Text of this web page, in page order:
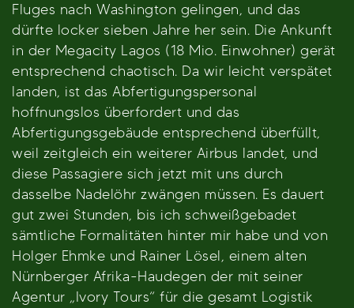
Fluges nach Washington gelingen, und das
dürfte locker sieben Jahre her sein. Die Ankunft
in der Megacity Lagos (18 Mio. Einwohner) gerät
entsprechend chaotisch. Da wir leicht verspätet
landen, ist das Abfertigungspersonal
hoffnungslos überfordert und das
Abfertigungsgebäude entsprechend überfüllt,
weil zeitgleich ein weiterer Airbus landet, und
diese Passagiere sich jetzt mit uns durch
dasselbe Nadelöhr zwängen müssen. Es dauert
gut zwei Stunden, bis ich schweißgebadet
sämtliche Formalitäten hinter mir habe und von
Holger Ehmke und Rainer Lösel, einem alten
Nürnberger Afrika-Haudegen der mit seiner
Agentur „Ivory Tours“ für die gesamt Logistik